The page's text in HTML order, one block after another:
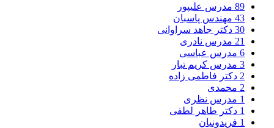
89 مدرس علیپور
43 مهندس پاسبان
30 دکتر جاهد سراوانی
21 مدرس نادری
6 مدرس عباسی
3 مدرس کریم تبار
2 دکتر فاطمی زاده
2 محمدی
1 مدرس نظری
1 دکتر طاهر لطفی
1 فریدونیان